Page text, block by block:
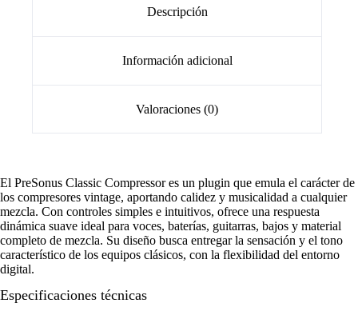
Descripción
Información adicional
Valoraciones (0)
El PreSonus Classic Compressor es un plugin que emula el carácter de
los compresores vintage, aportando calidez y musicalidad a cualquier
mezcla. Con controles simples e intuitivos, ofrece una respuesta
dinámica suave ideal para voces, baterías, guitarras, bajos y material
completo de mezcla. Su diseño busca entregar la sensación y el tono
característico de los equipos clásicos, con la flexibilidad del entorno
digital.
Especificaciones técnicas